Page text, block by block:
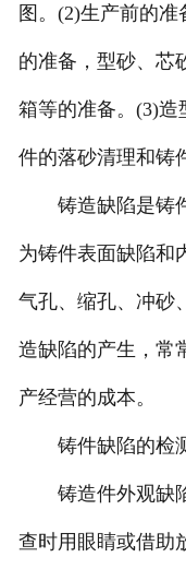
图。(2)生产前的
的准备，型砂、芯
箱等的准备。(3)造
件的落砂清理和铸
铸造缺陷是铸件
为铸件表面缺陷和
气孔、缩孔、冲砂
造缺陷的产生，常
产经营的成本。
铸件缺陷的检
铸造件外观缺
查时用眼睛或借助